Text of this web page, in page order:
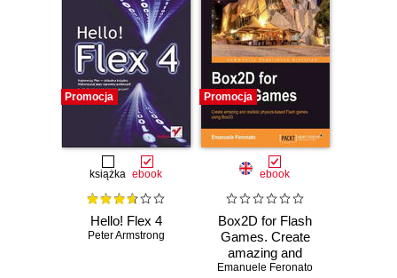
Promocja
książka ebook
Hello! Flex 4
Peter Armstrong
Promocja
ebook
Box2D for Flash
Games. Create
amazing and
realistic physics-
Emanuele Feronato